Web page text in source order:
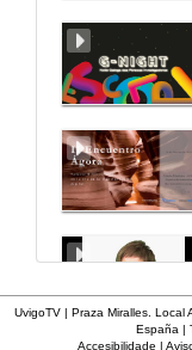
UvigoTV | Praza Miralles. Local
España |
Accesibilidade |